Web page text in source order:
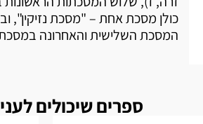
כולן מסכת אחת – "מסכת נזיקין",
המסכת השלישית והאחרונה במסכת
ספרים שיכולים